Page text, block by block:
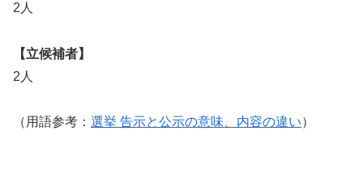
2人
【立候補者】
2人
（用語参考： 選挙 告示と公示の意味、内容の違い）